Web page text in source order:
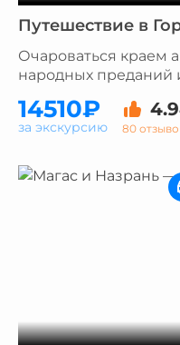
Путешествие в
Очароваться краем
народных преданий
14510₽
80
за экскурсию